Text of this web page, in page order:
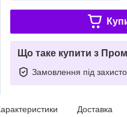
Що таке купити з
Замовлення під
Доставка